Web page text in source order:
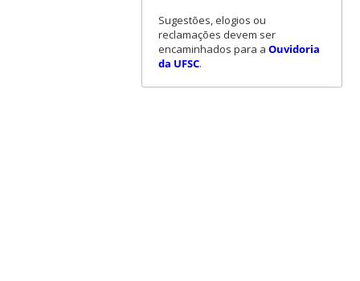
Sugestões, elogios ou
reclamações devem ser
encaminhados para a Ouvidoria
da UFSC.